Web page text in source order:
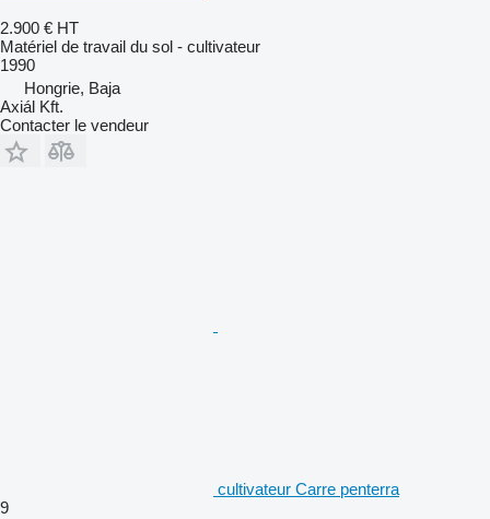
2.900 € HT
Matériel de travail du sol - cultivateur
1990
Hongrie, Baja
Axiál Kft.
Contacter le vendeur
cultivateur Carre penterra
9